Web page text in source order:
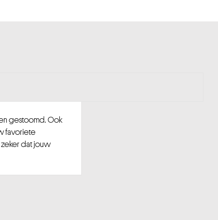
gestoomd. Ook
favoriete
dat jouw